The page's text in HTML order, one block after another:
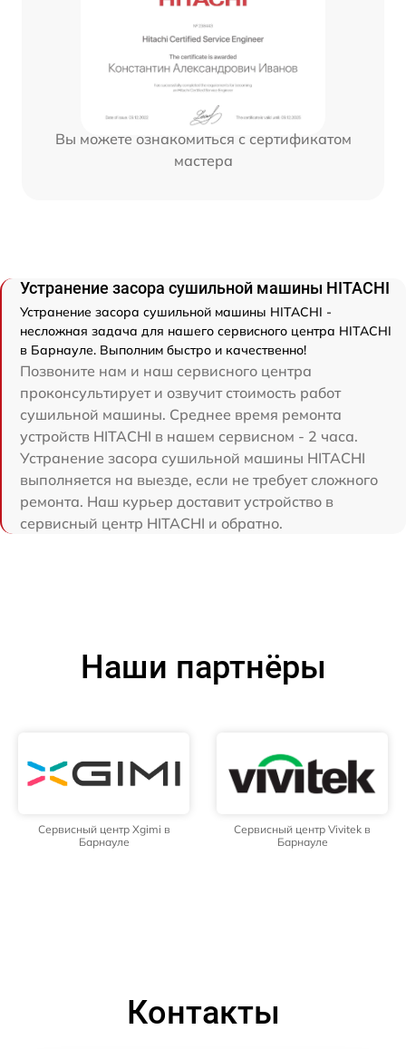
Вы можете ознакомиться с сертификатом
мастера
Устранение засора сушильной машины HITACHI
Устранение засора сушильной машины HITACHI -
несложная задача для нашего сервисного центра HITACHI
в Барнауле. Выполним быстро и качественно!
Позвоните нам и наш сервисного центра
проконсультирует и озвучит стоимость работ
сушильной машины. Среднее время ремонта
устройств HITACHI в нашем сервисном - 2 часа.
Устранение засора сушильной машины HITACHI
выполняется на выезде, если не требует сложного
ремонта. Наш курьер доставит устройство в
сервисный центр HITACHI и обратно.
Наши партнёры
Сервисный центр Xgimi в
Барнауле
Сервисный центр Vivitek в
Барнауле
Контакты